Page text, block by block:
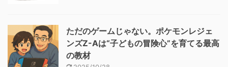
ただのゲームじゃない。ポケモンレジェ
ンズZ-Aは“子どもの冒険心”を育てる最高
の教材